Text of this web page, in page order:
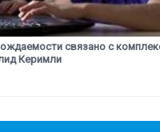
связано с
Керимли